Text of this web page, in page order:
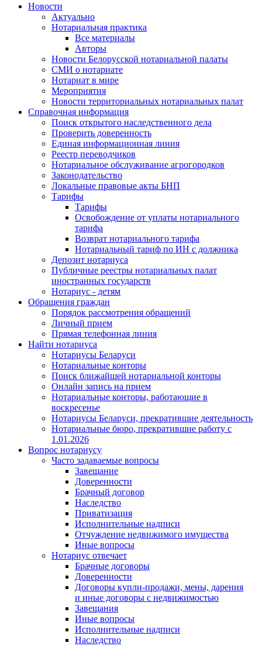
Новости
Актуально
Нотариальная практика
Все материалы
Авторы
Новости Белорусской нотариальной палаты
СМИ о нотариате
Нотариат в мире
Мероприятия
Новости территориальных нотариальных палат
Справочная информация
Поиск открытого наследственного дела
Проверить доверенность
Единая информационная линия
Реестр переводчиков
Нотариальное обслуживание агрогородков
Законодательство
Локальные правовые акты БНП
Тарифы
Тарифы
Освобождение от уплаты нотариального
тарифа
Возврат нотариального тарифа
Нотариальный тариф по ИН с должника
Депозит нотариуса
Публичные реестры нотариальных палат
иностранных государств
Нотариус - детям
Обращения граждан
Порядок рассмотрения обращений
Личный прием
Прямая телефонная линия
Найти нотариуса
Нотариусы Беларуси
Нотариальные конторы
Поиск ближайшей нотариальной конторы
Онлайн запись на прием
Нотариальные конторы, работающие в
воскресенье
Нотариусы Беларуси, прекратившие деятельность
Нотариальные бюро, прекратившие работу с
1.01.2026
Вопрос нотариусу
Часто задаваемые вопросы
Завещание
Доверенности
Брачный договор
Наследство
Приватизация
Исполнительные надписи
Отчуждение недвижимого имущества
Иные вопросы
Нотариус отвечает
Брачные договоры
Доверенности
Договоры купли-продажи, мены, дарения
и иные договоры с недвижимостью
Завещания
Иные вопросы
Исполнительные надписи
Наследство